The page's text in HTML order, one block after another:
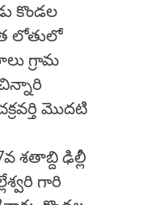
కొండల
లోతులో
గ్రామ
మొదటి
శతాబ్ది ఢిల్లీ
గారి